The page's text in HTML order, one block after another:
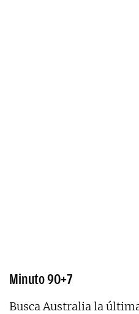
Minuto 90+7
Busca Australia la